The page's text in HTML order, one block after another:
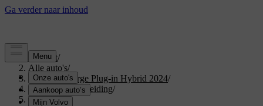
Support/
Alle auto's/
XC40 Recharge Plug-in Hybrid 2024/
Gebruikershandleiding/
Uw Volvo/